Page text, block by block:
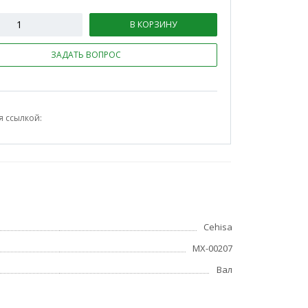
В КОРЗИНУ
ЗАДАТЬ ВОПРОС
ссылкой:
Cehisa
МХ-00207
Вал